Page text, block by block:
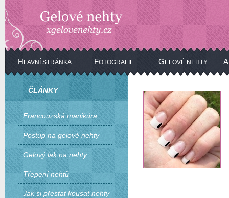
H LAVNÍ STRÁNKA FOTOGRAFIE G ELOVÉ NEHTY A
ČLÁNKY
Francouzská manikúra
Postup na gelové nehty
Gelový lak na nehty
Třepení nehtů
Jak si přestat kousat nehty